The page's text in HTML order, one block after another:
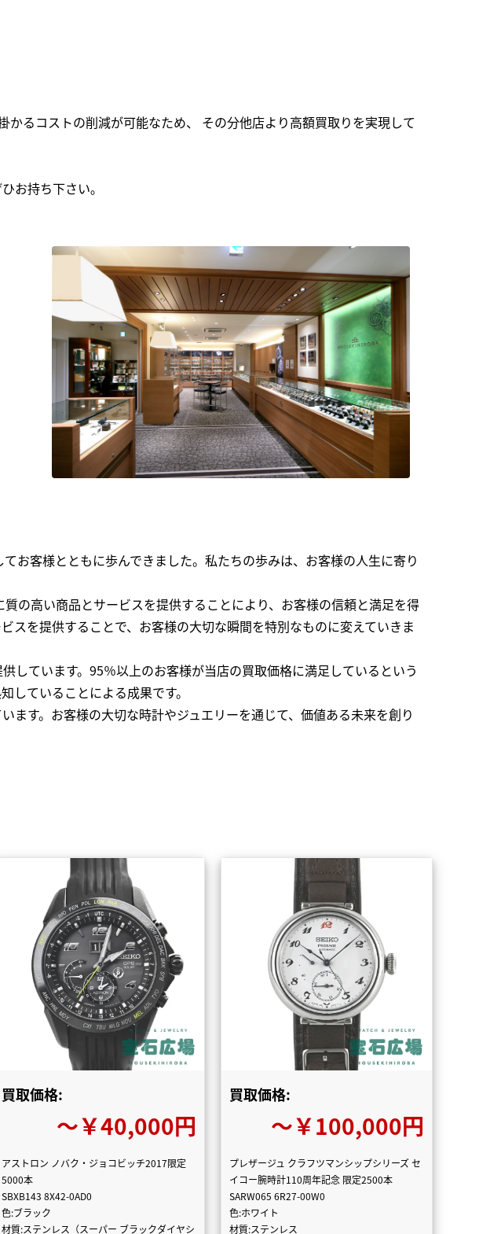
るコストの削減が可能なため、 その分他店より高額買取りを実現して
お持ち下さい｡
お客様とともに歩んできました。私たちの歩みは、お客様の人生に寄り
の高い商品とサービスを提供することにより、お客様の信頼と満足を得
スを提供することで、お客様の大切な瞬間を特別なものに変えていきま
しています。95％以上のお客様が当店の買取価格に満足しているという
していることによる成果です。
す。お客様の大切な時計やジュエリーを通じて、価値ある未来を創り
買取価格:
〜￥40,000円
アストロン ノバク・ジョコビッチ2017限定
5000本
SBXB143 8X42-0AD0
色:ブラック
材質:ステンレス（スーパー ブラックダイヤシ
買取価格:
〜￥100,000円
プレザージュ クラフツマンシップシリーズ セ
イコー腕時計110周年記念 限定2500本
SARW065 6R27-00W0
色:ホワイト
材質:ステンレス